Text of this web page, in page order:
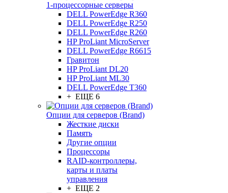
1-процессорные серверы
DELL PowerEdge R360
DELL PowerEdge R250
DELL PowerEdge R260
HP ProLiant MicroServer
DELL PowerEdge R6615
Гравитон
HP ProLiant DL20
HP ProLiant ML30
DELL PowerEdge T360
+ ЕЩЕ 6
Опции для серверов (Brand)
Жесткие диски
Память
Другие опции
Процессоры
RAID-контроллеры,
карты и платы
управления
+ ЕЩЕ 2